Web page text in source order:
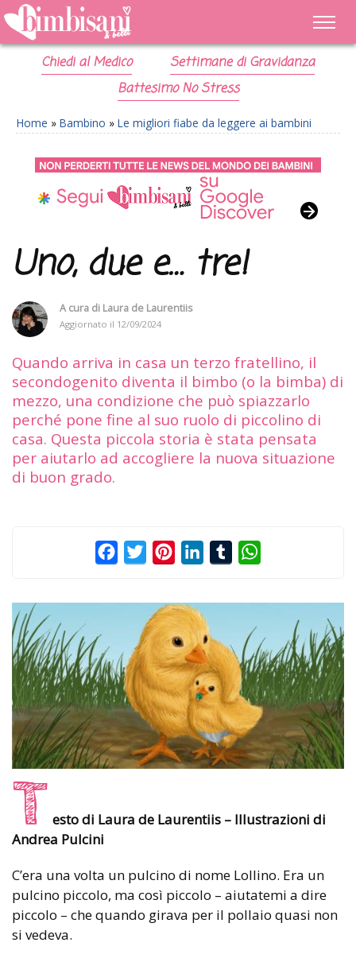
Chiedi al Medico
Settimane di Gravidanza
Battesimo No Stress
Home » Bambino » Le migliori fiabe da leggere ai bambini
Uno, due e… tre!
A cura di Laura de Laurentiis
Aggiornato il 12/09/2024
Quando arriva in casa un terzo fratellino, il
secondogenito diventa il bimbo (o la bimba) di
mezzo, una condizione che può spiazzarlo
perché pone fine al suo ruolo di piccolino di
casa. Questa piccola storia è stata pensata
per aiutarlo ad accogliere la nuova situazione
di buon grado.
FacebookTwitterPinterestLinkedInTumblr
T esto di Laura de Laurentiis – Illustrazioni di
Andrea Pulcini
C’era una volta un pulcino di nome Lollino. Era un
pulcino piccolo, ma così piccolo – aiutatemi a dire
piccolo – che quando girava per il pollaio quasi non
si vedeva.